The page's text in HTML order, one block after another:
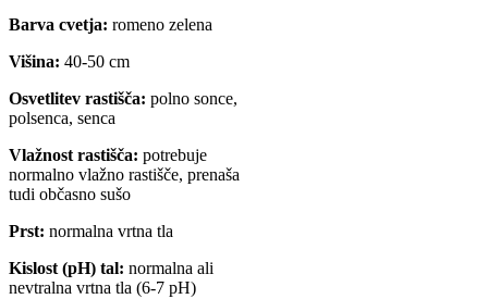
Barva cvetja: romeno zelena
Višina: 40-50 cm
Osvetlitev rastišča: polno sonce,
polsenca, senca
Vlažnost rastišča: potrebuje
normalno vlažno rastišče, prenaša
tudi občasno sušo
Prst: normalna vrtna tla
Kislost (pH) tal: normalna ali
nevtralna vrtna tla (6-7 pH)